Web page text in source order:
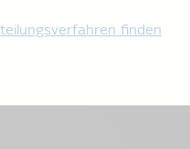
finden